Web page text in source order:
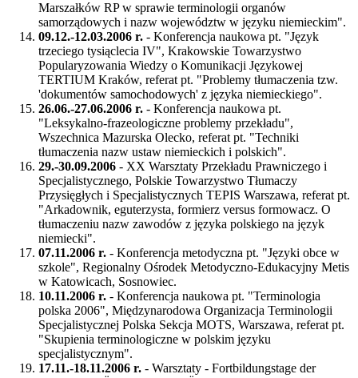
Marszałków RP w sprawie terminologii organów
samorządowych i nazw województw w języku niemieckim".
09.12.-12.03.2006 r. - Konferencja naukowa pt. "Język
trzeciego tysiąclecia IV", Krakowskie Towarzystwo
Popularyzowania Wiedzy o Komunikacji Językowej
TERTIUM Kraków, referat pt. "Problemy tłumaczenia tzw.
'dokumentów samochodowych' z języka niemieckiego".
26.06.-27.06.2006 r. - Konferencja naukowa pt.
"Leksykalno-frazeologiczne problemy przekładu",
Wszechnica Mazurska Olecko, referat pt. "Techniki
tłumaczenia nazw ustaw niemieckich i polskich".
29.-30.09.2006 - XX Warsztaty Przekładu Prawniczego i
Specjalistycznego, Polskie Towarzystwo Tłumaczy
Przysięgłych i Specjalistycznych TEPIS Warszawa, referat pt.
"Arkadownik, eguterzysta, formierz versus formowacz. O
tłumaczeniu nazw zawodów z języka polskiego na język
niemiecki".
07.11.2006 r. - Konferencja metodyczna pt. "Języki obce w
szkole", Regionalny Ośrodek Metodyczno-Edukacyjny Metis
w Katowicach, Sosnowiec.
10.11.2006 r. - Konferencja naukowa pt. "Terminologia
polska 2006", Międzynarodowa Organizacja Terminologii
Specjalistycznej Polska Sekcja MOTS, Warszawa, referat pt.
"Skupienia terminologiczne w polskim języku
specjalistycznym".
17.11.-18.11.2006 r. - Warsztaty - Fortbildungstage der